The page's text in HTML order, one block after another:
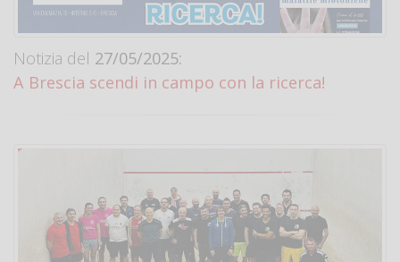
Notizia del 27/05/2025:
A Brescia scendi in campo con la ricerca!